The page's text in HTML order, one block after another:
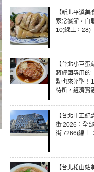
【新北平溪
家常餐館，白
10(線上：28)
【台北小巨蛋
蔣經國專用的
勳也來朝聖！
待所，經濟實
【台北中正
街 2026：全
街 7266(線上
【台北松山